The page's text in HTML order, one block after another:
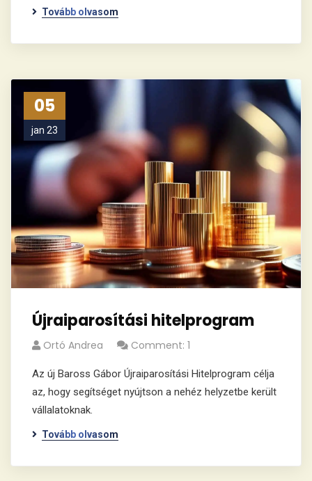
Tovább olvasom
05
jan 23
Újraiparosítási hitelprogram
Ortó Andrea Comment: 1
Az új Baross Gábor Újraiparosítási Hitelprogram célja
az, hogy segítséget nyújtson a nehéz helyzetbe került
vállalatoknak.
Tovább olvasom